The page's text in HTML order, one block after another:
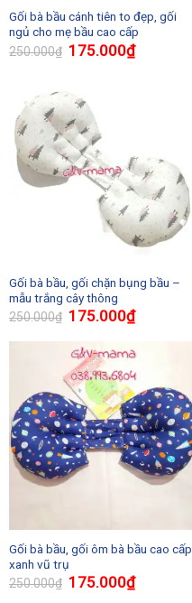
Gối bà bầu cánh tiên to đẹp, gối
ngủ cho mẹ bầu cao cấp
250.000₫ 175.000₫
Gối bà bầu, gối chặn bụng bầu –
mẫu trắng cây thông
250.000₫ 175.000₫
Gối bà bầu, gối ôm bà bầu cao cấp
xanh vũ trụ
250.000₫ 175.000₫